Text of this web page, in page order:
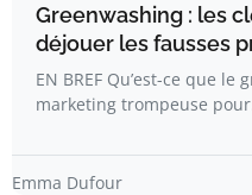
Greenwashing : les
déjouer les fausses
EN BREF Qu’est-ce que
marketing trompeuse
Emma Dufour